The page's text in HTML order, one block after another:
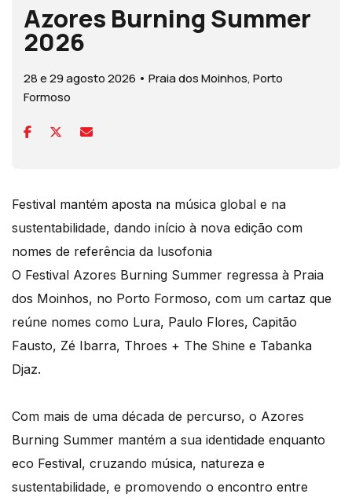
Azores Burning Summer
2026
28 e 29 agosto 2026 • Praia dos Moinhos, Porto
Formoso
Festival mantém aposta na música global e na
sustentabilidade, dando início à nova edição com
nomes de referência da lusofonia
O Festival Azores Burning Summer regressa à Praia
dos Moinhos, no Porto Formoso, com um cartaz que
reúne nomes como Lura, Paulo Flores, Capitão
Fausto, Zé Ibarra, Throes + The Shine e Tabanka
Djaz.
Com mais de uma década de percurso, o Azores
Burning Summer mantém a sua identidade enquanto
eco Festival, cruzando música, natureza e
sustentabilidade, e promovendo o encontro entre